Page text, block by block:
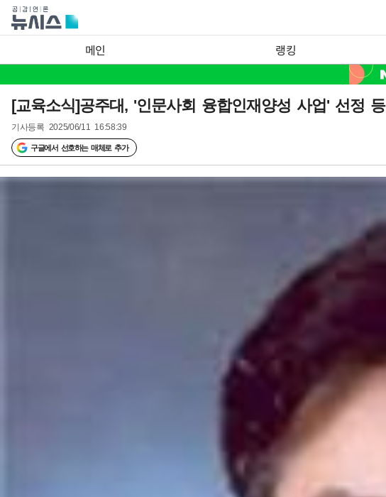
메인 랭킹
[교육소식]공주대, '인문사회 융합인재양성 사업' 선정 등
기사등록 2025/06/11 16:58:39
구글에서 선호하는 매체로 추가